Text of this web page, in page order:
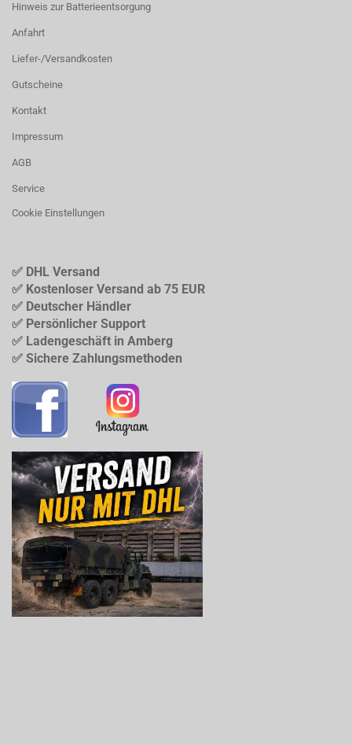
Hinweis zur Batterieentsorgung
Anfahrt
Liefer-/Versandkosten
Gutscheine
Kontakt
Impressum
AGB
Service
Cookie Einstellungen
✅ DHL Versand
✅ Kostenloser Versand ab 75 EUR
✅ Deutscher Händler
✅ Persönlicher Support
✅ Ladengeschäft in Amberg
✅ Sichere Zahlungsmethoden